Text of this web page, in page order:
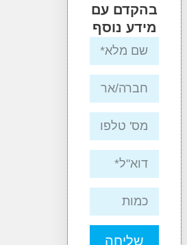
בהקדם עם
מידע נוסף
שליחה